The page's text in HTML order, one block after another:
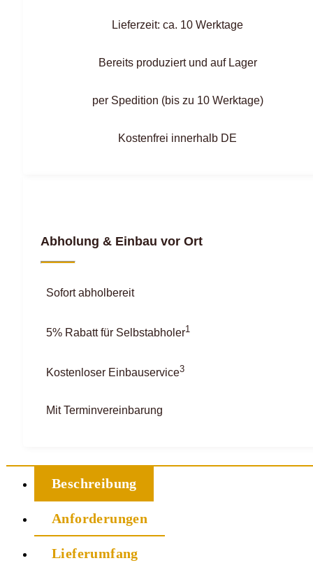
Lieferzeit: ca. 10 Werktage
Bereits produziert und auf Lager
per Spedition (bis zu 10 Werktage)
Kostenfrei innerhalb DE
Abholung & Einbau vor Ort
Sofort abholbereit
5% Rabatt für Selbstabholer1
Kostenloser Einbauservice3
Mit Terminvereinbarung
Beschreibung
Anforderungen
Lieferumfang